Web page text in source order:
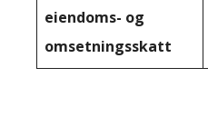
eiendoms- og
omsetningsskatt